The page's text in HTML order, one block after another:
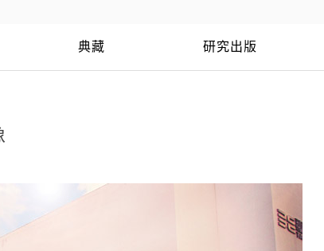
典藏 研究出版